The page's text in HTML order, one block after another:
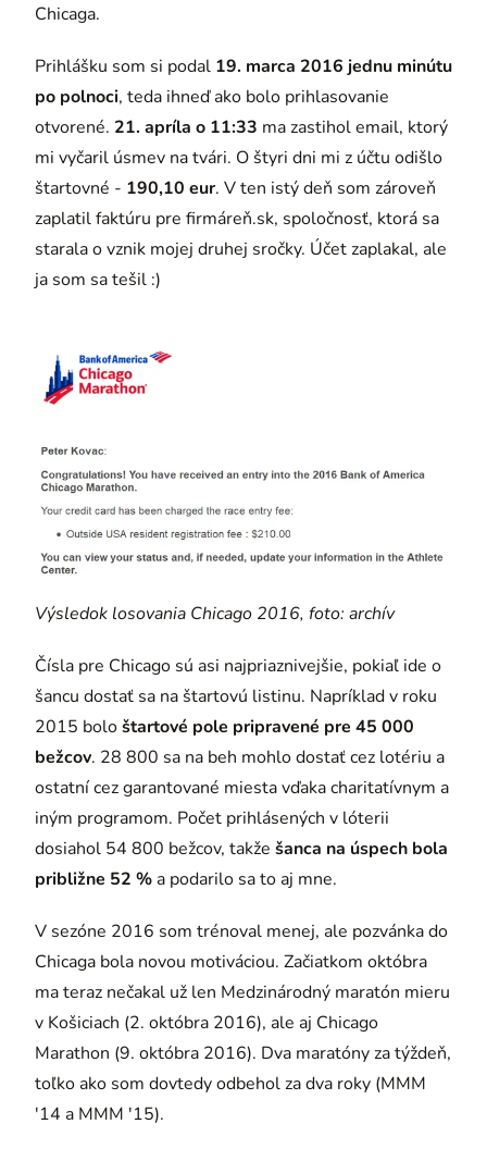
Chicaga.
Prihlášku som si podal 19. marca 2016 jednu minútu
po polnoci, teda ihneď ako bolo prihlasovanie
otvorené. 21. apríla o 11:33 ma zastihol email, ktorý
mi vyčaril úsmev na tvári. O štyri dni mi z účtu odišlo
štartovné - 190,10 eur. V ten istý deň som zároveň
zaplatil faktúru pre firmáreň.sk, spoločnosť, ktorá sa
starala o vznik mojej druhej sročky. Účet zaplakal, ale
ja som sa tešil :)
Výsledok losovania Chicago 2016, foto: archív
Čísla pre Chicago sú asi najpriaznivejšie, pokiaľ ide o
šancu dostať sa na štartovú listinu. Napríklad v roku
2015 bološtartové pole pripravené pre 45 000
bežcov. 28 800 sa na beh mohlo dostať cez lotériu a
ostatní cez garantované miesta vďaka charitatívnym a
iným programom. Počet prihlásených v lóterii
dosiahol 54 800 bežcov, takže šanca na úspech bola
približne 52 % a podarilo sa to aj mne.
V sezóne 2016 som trénoval menej, ale pozvánka do
Chicaga bola novou motiváciou. Začiatkom októbra
ma teraz nečakal už len Medzinárodný maratón mieru
v Košiciach (2. októbra 2016), ale aj Chicago
Marathon (9. októbra 2016). Dva maratóny za týždeň,
toľko ako som dovtedy odbehol za dva roky (MMM
'14 a MMM '15).